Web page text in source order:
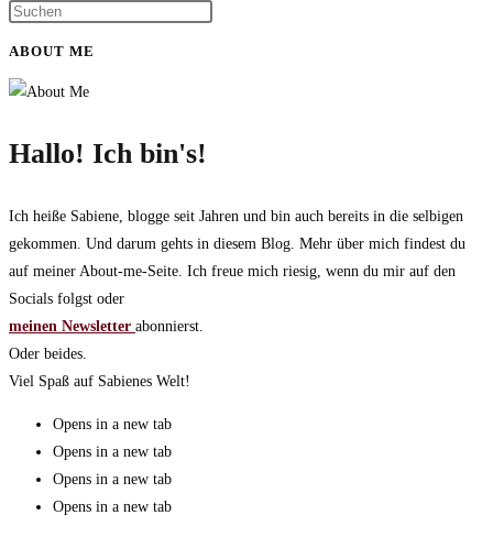
ABOUT ME
Hallo! Ich bin's!
Ich heiße Sabiene, blogge seit Jahren und bin auch bereits in die selbigen
gekommen. Und darum gehts in diesem Blog. Mehr über mich findest du
auf meiner About-me-Seite. Ich freue mich riesig, wenn du mir auf den
Socials folgst oder
meinen Newsletter abonnierst.
Oder beides.
Viel Spaß auf Sabienes Welt!
Opens in a new tab
Opens in a new tab
Opens in a new tab
Opens in a new tab